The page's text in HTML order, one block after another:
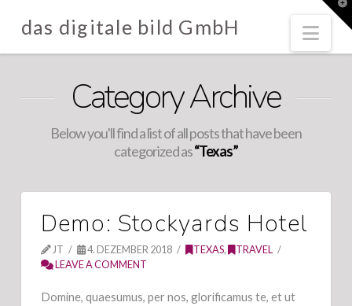
das digitale bild GmbH
Category Archive
Below you'll find a list of all posts that have been
categorized as“Texas”
Demo: Stockyards Hotel
JT 4. DEZEMBER 2018 TEXAS,
TRAVEL
LEAVE A COMMENT
Domine, quaesumus, per nos, glorificamus te, et ut